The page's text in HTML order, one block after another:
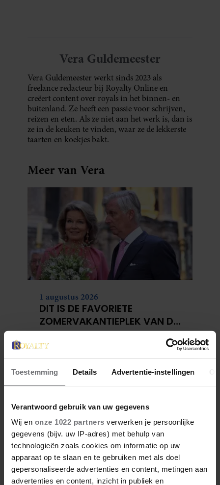
Toestemming Details Advertentie-instellingen
Verantwoord gebruik van uw gegevens
Wij en onze 1022 partners verwerken je persoonlijke
gegevens (bijv. uw IP-adres) met behulp van
technologieën zoals cookies om informatie op uw
apparaat op te slaan en te gebruiken met als doel
gepersonaliseerde advertenties en content, metingen aan
advertenties en content, inzicht in publiek en
Vera Guldemeester
Vera Guldemeester werkt sinds 2023 als
freelance redacteur bij Royalty Online en
creëert content over royals in het binnen- en
buitenland. Ze heeft een passie voor schrijven,
reizen en eten. Als ze niet aan het werk is, dan is
ze in de keuken te vinden, waar ze de lekkerste
taarten en koekjes bakt.
Meer van Vera
1 augustus 2026
DIT IS DE FAVORIETE
ZOMERVAKANTIEPLEK VAN DE
BELGISCHE KONINKLIJKE
FAMILIE
28 april 2026
DIT ZIJN DE 4 FAVORIETE